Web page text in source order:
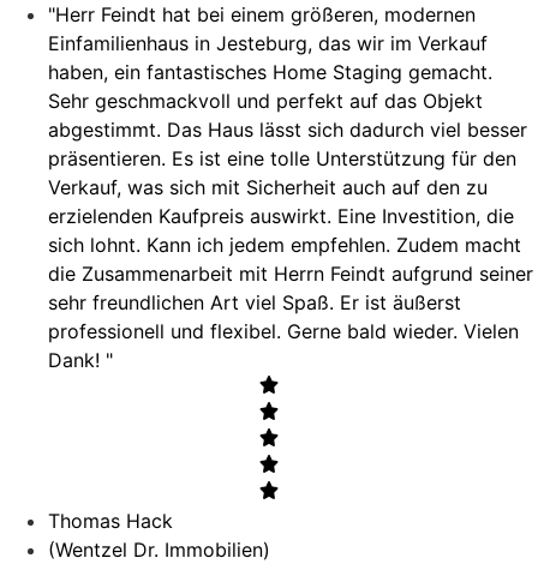
"Herr Feindt hat bei einem größeren, modernen
Einfamilienhaus in Jesteburg, das wir im Verkauf
haben, ein fantastisches Home Staging gemacht.
Sehr geschmackvoll und perfekt auf das Objekt
abgestimmt. Das Haus lässt sich dadurch viel besser
präsentieren. Es ist eine tolle Unterstützung für den
Verkauf, was sich mit Sicherheit auch auf den zu
erzielenden Kaufpreis auswirkt. Eine Investition, die
sich lohnt. Kann ich jedem empfehlen. Zudem macht
die Zusammenarbeit mit Herrn Feindt aufgrund seiner
sehr freundlichen Art viel Spaß. Er ist äußerst
professionell und flexibel. Gerne bald wieder. Vielen
Dank! "
Thomas Hack
(Wentzel Dr. Immobilien)